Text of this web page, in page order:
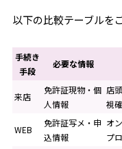
以下の比較テーブルを
手続き
手段
必要な情報
来店
免許証現物・個
人情報
店
視
WEB
免許証写メ・申
込情報
オ
プ